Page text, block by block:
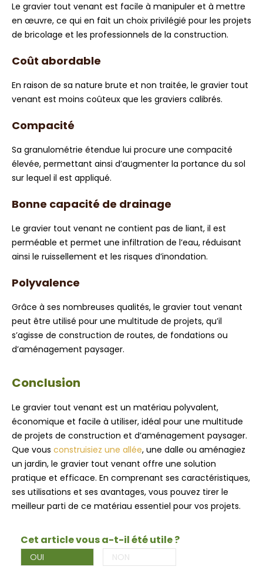
Le gravier tout venant est facile à manipuler et à mettre
en œuvre, ce qui en fait un choix privilégié pour les projets
de bricolage et les professionnels de la construction.
Coût abordable
En raison de sa nature brute et non traitée, le gravier tout
venant est moins coûteux que les graviers calibrés.
Compacité
Sa granulométrie étendue lui procure une compacité
élevée, permettant ainsi d’augmenter la portance du sol
sur lequel il est appliqué.
Bonne capacité de drainage
Le gravier tout venant ne contient pas de liant, il est
perméable et permet une infiltration de l’eau, réduisant
ainsi le ruissellement et les risques d’inondation.
Polyvalence
Grâce à ses nombreuses qualités, le gravier tout venant
peut être utilisé pour une multitude de projets, qu’il
s’agisse de construction de routes, de fondations ou
d’aménagement paysager.
Conclusion
Le gravier tout venant est un matériau polyvalent,
économique et facile à utiliser, idéal pour une multitude
de projets de construction et d’aménagement paysager.
Que vous construisiez une allée, une dalle ou aménagiez
un jardin, le gravier tout venant offre une solution
pratique et efficace. En comprenant ses caractéristiques,
ses utilisations et ses avantages, vous pouvez tirer le
meilleur parti de ce matériau essentiel pour vos projets.
Cet article vous a-t-il été utile ?
OUI NON